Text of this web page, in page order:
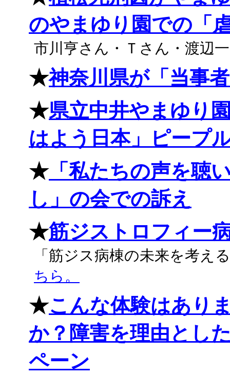
のやまゆり園での「
市川亨さん・Ｔさん・渡辺
★神奈川県が「当事
★県立中井やまゆり
はよう日本」ピープ
★「私たちの声を聴
し」の会での訴え
★筋ジストロフィー
「筋ジス病棟の未来を考え
ちら。
★こんな体験はあり
か？障害を理由とし
ペーン